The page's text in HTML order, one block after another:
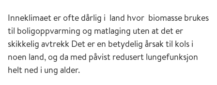
Inneklimaet er ofte dårlig i land hvor biomasse brukes
til boligoppvarming og matlaging uten at det er
skikkelig avtrekk Det er en betydelig årsak til kols i
noen land, og da med påvist redusert lungefunksjon
helt ned i ung alder.